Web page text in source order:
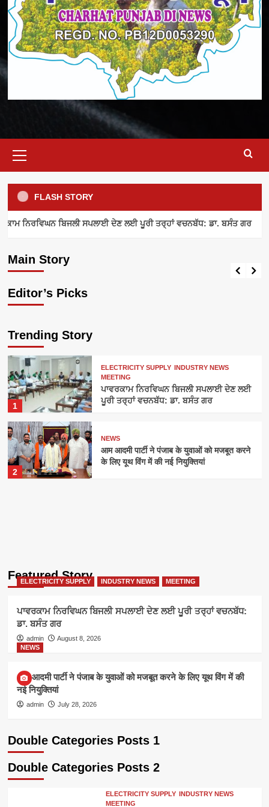
Menu
FLASH STORY
ਨਿਰਵਿਘਨ ਬਿਜਲੀ ਸਪਲਾਈ ਦੇਣ ਲਈ ਪੂਰੀ ਤਰ੍ਹਾਂ ਵਚਨਬੱਧ: ਡਾ. ਬਸੰਤ ਗਰ
Main Story
ELECTRICITY SUPPLY INDUSTRY NEWS MEETING
admin August 8, 2026
Editor’s Picks
Trending Story
1
ELECTRICITY SUPPLY INDUSTRY NEWS
MEETING
ਪਾਵਰਕਾਮ ਨਿਰਵਿਘਨ ਬਿਜਲੀ ਸਪਲਾਈ ਦੇਣ ਲਈ
ਪੂਰੀ ਤਰ੍ਹਾਂ ਵਚਨਬੱਧ: ਡਾ. ਬਸੰਤ ਗਰ
2
NEWS
आम आदमी पार्टी ने पंजाब के युवाओं को मजबूत करने
के लिए यूथ विंग में की नई नियुक्तियां
Featured Story
ELECTRICITY SUPPLY INDUSTRY NEWS MEETING
ਪਾਵਰਕਾਮ ਨਿਰਵਿਘਨ ਬਿਜਲੀ ਸਪਲਾਈ ਦੇਣ ਲਈ ਪੂਰੀ ਤਰ੍ਹਾਂ ਵਚਨਬੱਧ:
ਡਾ. ਬਸੰਤ ਗਰ
admin
August 8, 2026
NEWS
आम आदमी पार्टी ने पंजाब के युवाओं को मजबूत करने के लिए यूथ विंग में की
नई नियुक्तियां
admin July 28, 2026
Double Categories Posts 1
Double Categories Posts 2
ELECTRICITY SUPPLY INDUSTRY NEWS
MEETING